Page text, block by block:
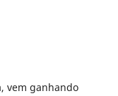
vem ganhando